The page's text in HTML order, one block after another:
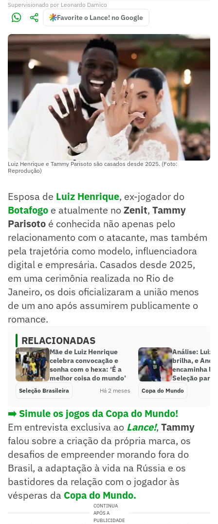
Supervisionado por Leonardo Damico
Favorite o Lance! no Google
Luiz Henrique e Tammy Parisoto são casados desde 2025. (Foto:
Reprodução)
Esposa de Luiz Henrique, ex-jogador do
Botafogo e atualmente noZenit, Tammy
Parisoto é conhecida não apenas pelo
relacionamento com o atacante, mas também
pela trajetória como modelo, influenciadora
digital e empresária. Casados desde 2025,
em uma cerimônia realizada no Rio de
Janeiro, os dois oficializaram a união menos
de um ano após assumirem publicamente o
romance.
RELACIONADAS
Mãe de Luiz Henrique
celebra convocação e
sonha com o hexa: ‘É a
melhor coisa do mundo’
Seleção Brasileira Há 2 meses
Análise: Luiz
brilha, e
encaminha
Seleção para
Copa do Mundo
➡️ Simule os jogos da Copa do Mundo!
Em entrevista exclusiva ao Lance!, Tammy
falou sobre a criação da própria marca, os
desafios de empreender morando fora do
Brasil, a adaptação à vida na Rússia e os
bastidores da relação com o jogador às
vésperas da Copa do Mundo.
CONTINUA
APÓS A
PUBLICIDADE